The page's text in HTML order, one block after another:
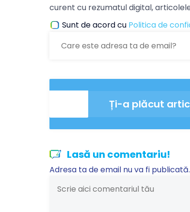
curent cu rezumatul digital,
Sunt de acord cu Politica de
Ți-a plăcut
Lasă un comentariu!
Adresa ta de email nu va fi publicată.